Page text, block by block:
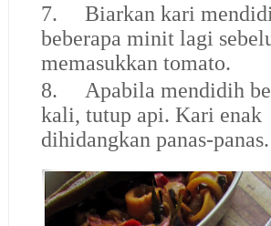
7.
Biarkan kari
beberapa minit lagi
memasukkan tomato.
8.
Apabila mendidih
kali, tutup api. Kari enak
dihidangkan panas-panas.